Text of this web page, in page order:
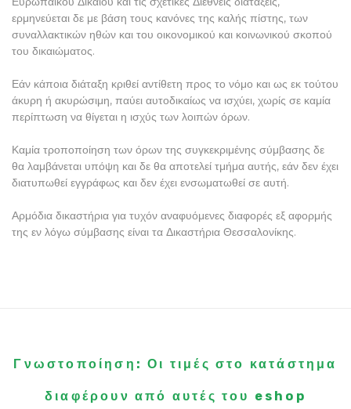
ερμηνεύεται δε με βάση τους κανόνες της καλής πίστης, των
συναλλακτικών ηθών και του οικονομικού και κοινωνικού σκοπού
του δικαιώματος.
Εάν κάποια διάταξη κριθεί αντίθετη προς το νόμο και ως εκ τούτου
άκυρη ή ακυρώσιμη, παύει αυτοδικαίως να ισχύει, χωρίς σε καμία
περίπτωση να θίγεται η ισχύς των λοιπών όρων.
Καμία τροποποίηση των όρων της συγκεκριμένης σύμβασης δε
θα λαμβάνεται υπόψη και δε θα αποτελεί τμήμα αυτής, εάν δεν έχει
διατυπωθεί εγγράφως και δεν έχει ενσωματωθεί σε αυτή.
Αρμόδια δικαστήρια για τυχόν αναφυόμενες διαφορές εξ αφορμής
της εν λόγω σύμβασης είναι τα Δικαστήρια Θεσσαλονίκης.
Γνωστοποίηση: Οι τιμές στο κατάστημα
διαφέρουν από αυτές του eshop